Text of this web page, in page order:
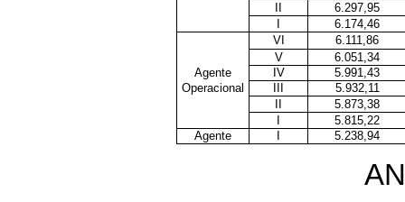
6.297,95
6.174,46
VI
6.111,86
V
6.051,34
Agente
IV
5.991,43
Operacional
5.932,11
5.873,38
5.815,22
Agente
5.238,94